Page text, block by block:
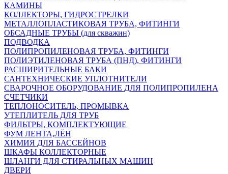
КАМИНЫ
КОЛЛЕКТОРЫ, ГИДРОСТРЕЛКИ
МЕТАЛЛОПЛАСТИКОВАЯ ТРУБА, ФИТИНГИ
ОБСАДНЫЕ ТРУБЫ (для скважин)
ПОДВОДКА
ПОЛИПРОПИЛЕНОВАЯ ТРУБА, ФИТИНГИ
ПОЛИЭТИЛЕНОВАЯ ТРУБА (ПНД), ФИТИНГИ
РАСШИРИТЕЛЬНЫЕ БАКИ
САНТЕХНИЧЕСКИЕ УПЛОТНИТЕЛИ
СВАРОЧНОЕ ОБОРУДОВАНИЕ ДЛЯ ПОЛИПРОПИЛЕНА
СЧЕТЧИКИ
ТЕПЛОНОСИТЕЛЬ, ПРОМЫВКА
УТЕПЛИТЕЛЬ ДЛЯ ТРУБ
ФИЛЬТРЫ, КОМПЛЕКТУЮЩИЕ
ФУМ ЛЕНТА,ЛЁН
ХИМИЯ ДЛЯ БАССЕЙНОВ
ШКАФЫ КОЛЛЕКТОРНЫЕ
ШЛАНГИ ДЛЯ СТИРАЛЬНЫХ МАШИН
ДВЕРИ